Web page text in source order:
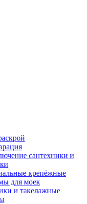
сантехники и
крепёжные
для моек
и такелажные